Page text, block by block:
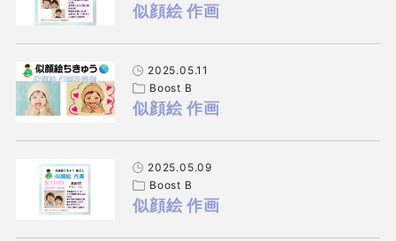
似顔絵 作画
2025.05.11
Boost B
似顔絵 作画
2025.05.09
Boost B
似顔絵 作画